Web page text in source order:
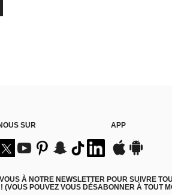
SUR APP
À NOTRE NEWSLETTER POUR SUIVRE
(VOUS POUVEZ VOUS DÉSABONNER À TOUT